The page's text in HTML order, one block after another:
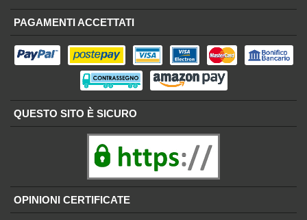
PAGAMENTI ACCETTATI
QUESTO SITO È SICURO
OPINIONI CERTIFICATE